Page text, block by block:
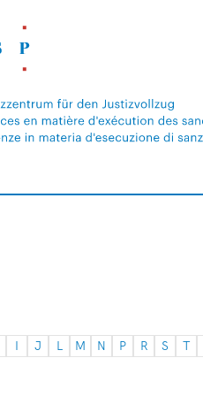
I J L M N P R S T